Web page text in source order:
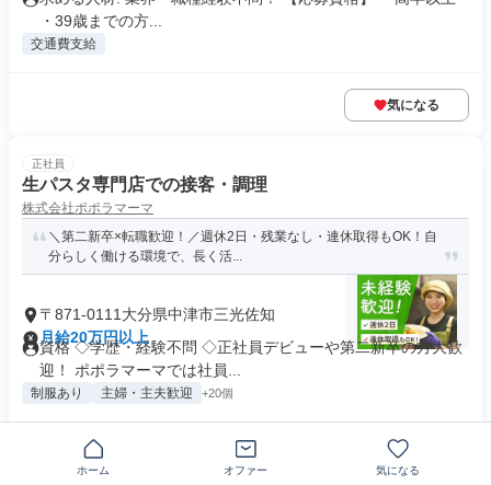
・39歳までの方...
交通費支給
気になる
正社員
生パスタ専門店での接客・調理
株式会社ポポラマーマ
＼第二新卒×転職歓迎！／週休2日・残業なし・連休取得もOK！自
分らしく働ける環境で、長く活...
〒871-0111大分県中津市三光佐知
月給20万円以上
資格 ◇学歴・経験不問 ◇正社員デビューや第二新卒の方大歓
迎！ ポポラマーマでは社員...
制服あり 主婦・主夫歓迎 +20個
気になる
ホーム オファー 気になる